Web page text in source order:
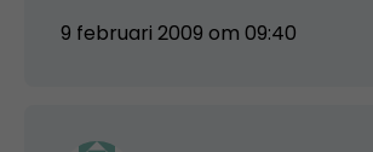
9 februari 2009 om 09:40